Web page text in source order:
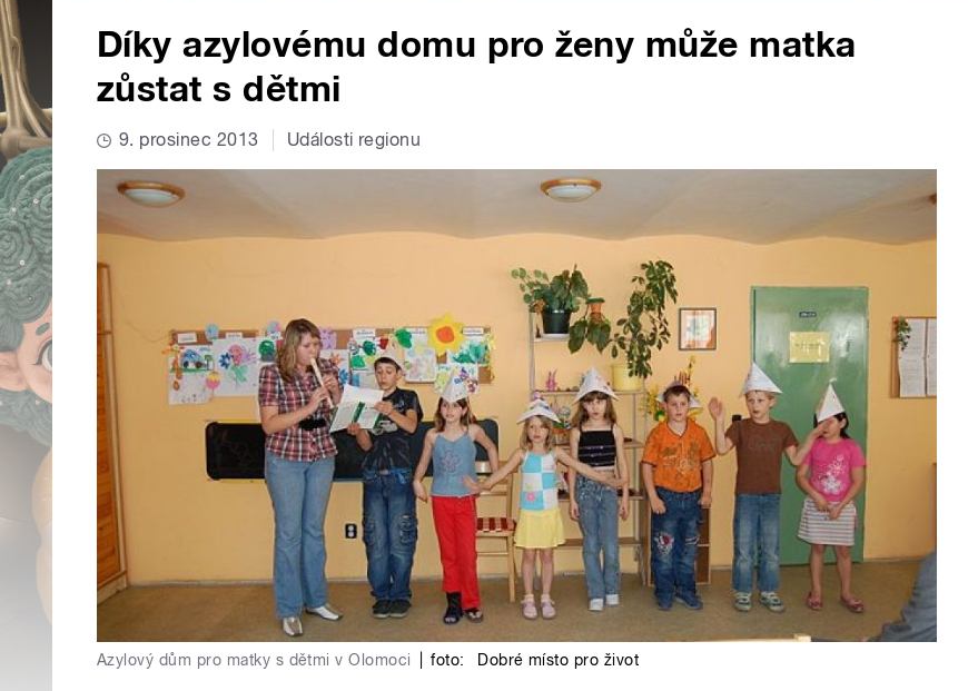
Díky azylovému domu pro ženy může matka
zůstat s dětmi
9. prosinec 2013 Události regionu
Azylový dům pro matky s dětmi v Olomoci foto: Dobré místo pro život